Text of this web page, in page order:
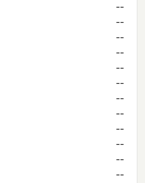
--
--
--
--
--
--
--
--
--
--
--
--